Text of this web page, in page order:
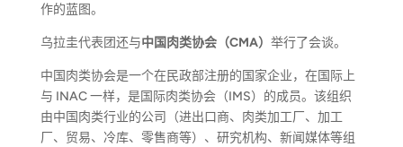
作的蓝图。
乌拉圭代表团还与中国肉类协会（CMA） 举行了会谈。
中国肉类协会是一个在民政部注册的国家企业，在国际上
与 INAC 一样，是国际肉类协会（IMS）的成员。该组织
由中国肉类行业的公司（进出口商、肉类加工厂、加工
厂、贸易、冷库、零售商等）、研究机构、新闻媒体等组